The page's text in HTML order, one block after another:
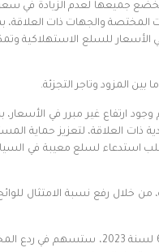
والقمح، وتخضع جميعها لعدم
والجهات ذات العلاقة،
في الأسعار للسلع
المزود وتاجر التجزئة.
ارتفاع غير مبرر في
والجهات المحلية والاتحادية ذات العلاقة،
خلال رفع نسبة الامتثال
وأشار إلى أن اللائحة التنفيذية للقانون الاتحادي رقم 15 لسنة 2020 في